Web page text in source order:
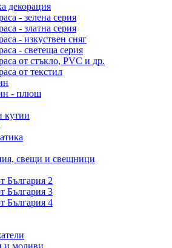
декорация
- зелена серия
- златна серия
- изкуствен сняг
- светеща серия
от стъкло, PVC и др.
от текстил
- плюш
кутии
свещи и свещници
България 2
България 3
България 4
и моливи